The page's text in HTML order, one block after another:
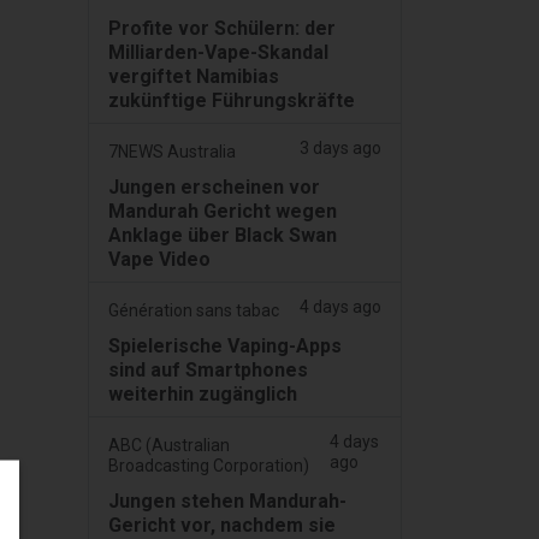
Profite vor Schülern: der
Milliarden-Vape-Skandal
vergiftet Namibias
zukünftige Führungskräfte
7NEWS Australia 3 days ago
Jungen erscheinen vor
Mandurah Gericht wegen
Anklage über Black Swan
Vape Video
Génération sans tabac 4 days ago
Spielerische Vaping-Apps
sind auf Smartphones
weiterhin zugänglich
ABC (Australian
Broadcasting Corporation)
4 days
ago
Jungen stehen Mandurah-
Gericht vor, nachdem sie